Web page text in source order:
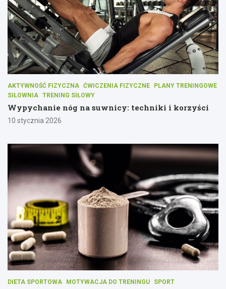
AKTYWNOŚĆ FIZYCZNA ĆWICZENIA FIZYCZNE
PLANY TRENINGOWE
SIŁOWNIA TRENING SIŁOWY
Wypychanie nóg na suwnicy: techniki i korzyści
10 stycznia 2026
DIETA SPORTOWA MOTYWACJA DO TRENINGU
SPORT